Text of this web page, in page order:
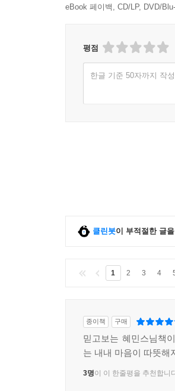
eBook 페이백, CD/LP, DVD/
평점
한글 기준 50자까지 작
클린봇이 부적절한 글
1 2 3 4
종이책 구매
믿고보는 혜민스님책
는 내내 마음이 따뜻해
3명이 이 한줄평을 추천합니